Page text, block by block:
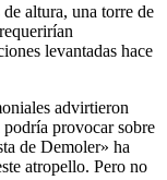
altura, una torre de
levantadas hace
advirtieron
podría provocar sobre
de Demoler» ha
atropello. Pero no